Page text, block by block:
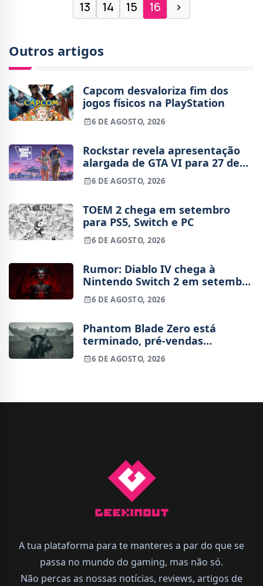
13
14 15 16 ›
Outros artigos
Capcom desvaloriza fim dos
jogos físicos na PlayStation
6 DE AGOSTO, 2026
Rockstar revela apresentação
alargada de GTA VI para 27 de
agosto
6 DE AGOSTO, 2026
TOEM 2 chega em setembro
para PS5, Switch e PC
6 DE AGOSTO, 2026
Rumor: Diablo IV chega à
Nintendo Switch 2 em setembro
e vai custar o preço de um jogo
novo
6 DE AGOSTO, 2026
Phantom Blade Zero está
terminado, pré-vendas
começam na próxima semana
6 DE AGOSTO, 2026
A tua plataforma para te manteres a par do que se
passa no mundo do gaming, mas não só.
Não percas as nossas notícias, reviews, artigos de